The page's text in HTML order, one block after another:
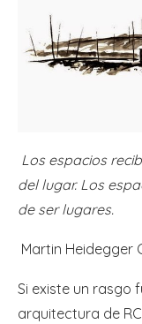
Los espacios
del lugar. Los
de ser lugares.
Martin Heidegger
Si existe un rasgo
arquitectura de